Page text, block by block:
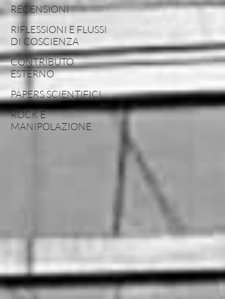
RECENSIONI
RIFLESSIONI E FLUSSI
DI COSCIENZA
CONTRIBUTO
ESTERNO
PAPERS SCIENTIFICI
ROCK E
MANIPOLAZIONE